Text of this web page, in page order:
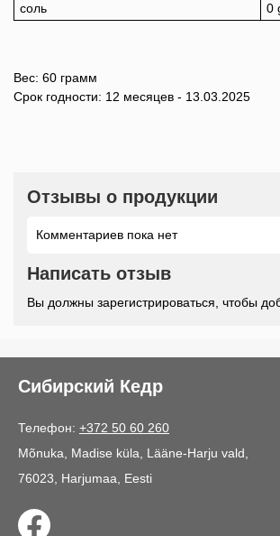
соль
0
Вес: 60 грамм
Срок годности: 12 месяцев - 13.03.2025
Отзывы о продукции
Комментариев пока нет
Написать отзыв
Вы должны зарегистрироваться, чтобы
Сибирский Кедр
Телефон: +372 50 60 260
Mõnuka, Madise küla, Lääne-Harju vald,
76023, Harjumaa, Eesti